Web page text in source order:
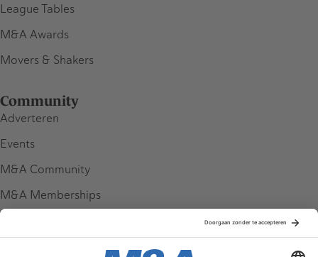
League Tables
M&A Awards
Movers & Shakers
Community
Adverteren
Events
M&A Community
M&A Memberships